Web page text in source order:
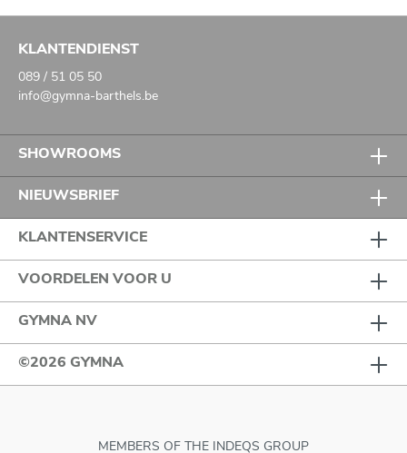
KLANTENDIENST
089 / 51 05 50
info@gymna-barthels.be
SHOWROOMS
NIEUWSBRIEF
KLANTENSERVICE
VOORDELEN VOOR U
GYMNA NV
©2026 GYMNA
MEMBERS OF THE INDEQS GROUP